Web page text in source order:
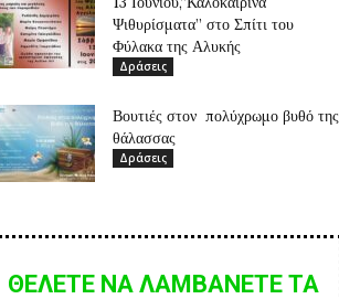
Ψιθυρίσματα” στο Σπίτι του
Φύλακα της Αλυκής
Δράσεις
Βουτιές στον πολύχρωμο βυθό της
θάλασσας
Δράσεις
ΘΕΛΕΤΕ ΝΑ ΛΑΜΒΑΝΕΤΕ ΤΑ